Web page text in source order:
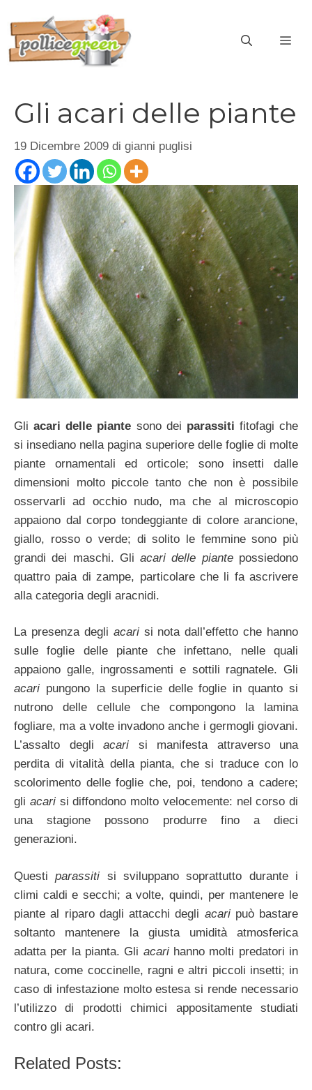
contenuto
Gli acari delle piante
19 Dicembre 2009 di gianni puglisi
Gliacari delle piante sono dei parassiti fitofagi che
si insediano nella pagina superiore delle foglie di molte
piante ornamentali ed orticole; sono insetti dalle
dimensioni molto piccole tanto che non è possibile
osservarli ad occhio nudo, ma che al microscopio
appaiono dal corpo tondeggiante di colore arancione,
giallo, rosso o verde; di solito le femmine sono più
grandi dei maschi. Gliacari delle piantepossiedono
quattro paia di zampe, particolare che li fa ascrivere
alla categoria degli aracnidi.
La presenza degli acarisi nota dall’effetto che hanno
sulle foglie delle piante che infettano, nelle quali
appaiono galle, ingrossamenti e sottili ragnatele. Gli
acari pungono la superficie delle foglie in quanto si
nutrono delle cellule che compongono la lamina
fogliare, ma a volte invadono anche i germogli giovani.
L’assalto degli acari si manifesta attraverso una
perdita di vitalità della pianta, che si traduce con lo
scolorimento delle foglie che, poi, tendono a cadere;
gli acarisi diffondono molto velocemente: nel corso di
una stagione possono produrre fino a dieci
generazioni.
Questiparassiti si sviluppano soprattutto durante i
climi caldi e secchi; a volte, quindi, per mantenere le
piante al riparo dagli attacchi degli acaripuò bastare
soltanto mantenere la giusta umidità atmosferica
adatta per la pianta. Gli acarihanno molti predatori in
natura, come coccinelle, ragni e altri piccoli insetti; in
caso di infestazione molto estesa si rende necessario
l’utilizzo di prodotti chimici appositamente studiati
contro gli acari.
Related Posts: